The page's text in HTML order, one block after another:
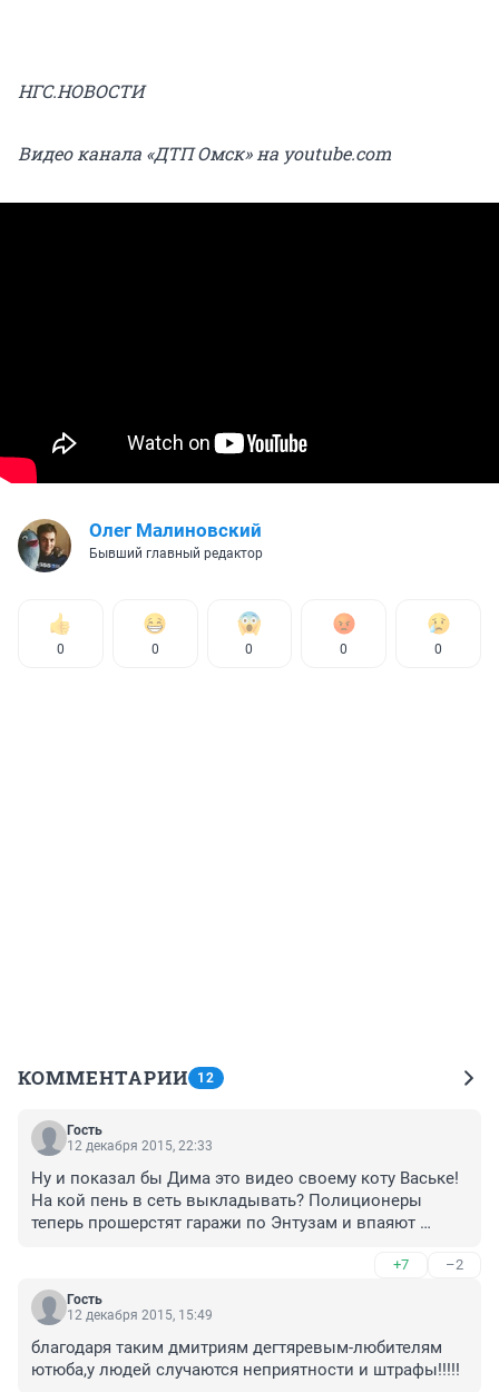
НГС.НОВОСТИ
Видео канала «ДТП Омск» на youtube.com
Олег Малиновский
Бывший главный редактор
0 0 0 0 0
КОММЕНТАРИИ 12
Гость
12 декабря 2015, 22:33
Ну и показал бы Дима это видео своему коту Ваське!
На кой пень в сеть выкладывать? Полиционеры
теперь прошерстят гаражи по Энтузам и впаяют
+7 –2
Гость
12 декабря 2015, 15:49
благодаря таким дмитриям дегтяревым-любителям
ютюба,у людей случаются неприятности и штрафы!!!!!